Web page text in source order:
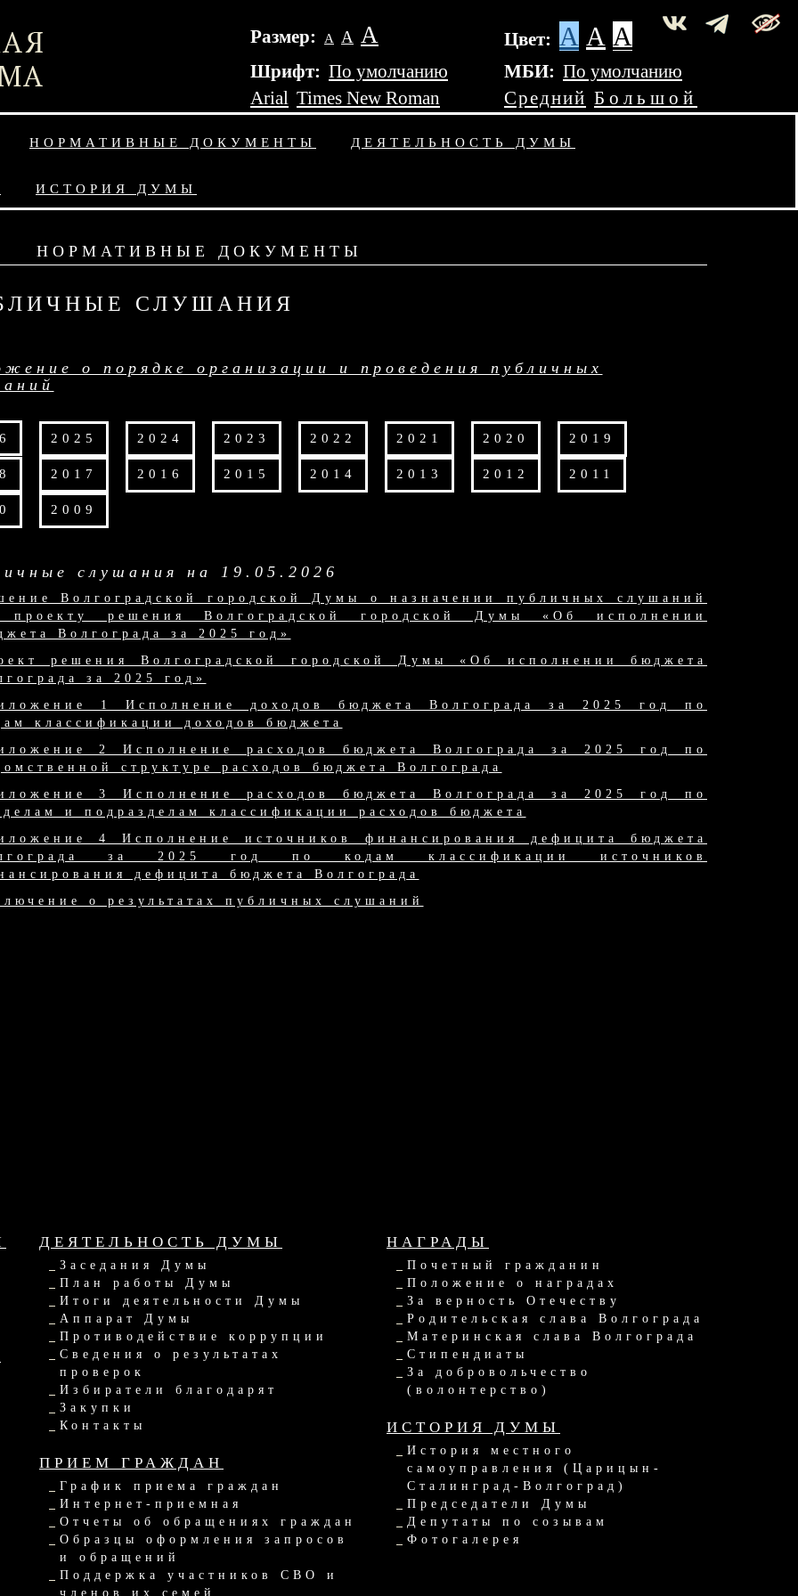
Размер: А А А Цвет: A A A
Шрифт: По умолчанию
Arial Times New Roman
МБИ: По умолчанию
Средний Большой
НОРМАТИВНЫЕ ДОКУМЕНТЫ ДЕЯТЕЛЬНОСТЬ ДУМЫ
ИСТОРИЯ ДУМЫ
НОРМАТИВНЫЕ ДОКУМЕНТЫ
СЛУШАНИЯ
о порядке организации и проведения публичных
2025 2024 2023 2022 2021 2020 2019
2017 2016 2015 2014 2013 2012 2011
2009
слушания на 19.05.2026
Волгоградской городской Думы о назначении публичных слушаний
проекту решения Волгоградской городской Думы «Об исполнении
Волгограда за 2025 год»
решения Волгоградской городской Думы «Об исполнении бюджета
за 2025 год»
1 Исполнение доходов бюджета Волгограда за 2025 год по
классификации доходов бюджета
2 Исполнение расходов бюджета Волгограда за 2025 год по
структуре расходов бюджета Волгограда
3 Исполнение расходов бюджета Волгограда за 2025 год по
и подразделам классификации расходов бюджета
4 Исполнение источников финансирования дефицита бюджета
за 2025 год по кодам классификации источников
дефицита бюджета Волгограда
о результатах публичных слушаний
ДЕЯТЕЛЬНОСТЬ ДУМЫ
Заседания Думы
План работы Думы
Итоги деятельности Думы
Аппарат Думы
Противодействие коррупции
Сведения о результатах
проверок
Избиратели благодарят
Закупки
Контакты
ПРИЕМ ГРАЖДАН
График приема граждан
Интернет-приемная
Отчеты об обращениях граждан
Образцы оформления запросов
и обращений
Поддержка участников СВО и
членов их семей
НАГРАДЫ
Почетный гражданин
Положение о наградах
За верность Отечеству
Родительская слава Волгограда
Материнская слава Волгограда
Стипендиаты
За добровольчество
(волонтерство)
ИСТОРИЯ ДУМЫ
История местного
самоуправления (Царицын-
Сталинград-Волгоград)
Председатели Думы
Депутаты по созывам
Фотогалерея